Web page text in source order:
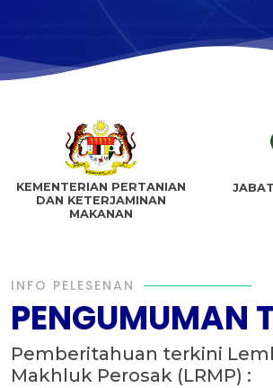
KEMENTERIAN PERTANIAN
DAN KETERJAMINAN
MAKANAN
INFO PELESENAN
PENGUMUMAN
Pemberitahuan terkini
Makhluk Perosak (LRMP) :